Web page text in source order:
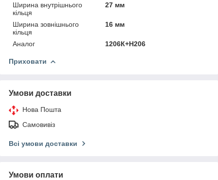
Ширина внутрішнього
кільця
27 мм
Ширина зовнішнього
кільця
16 мм
Аналог 1206К+Н206
Приховати
Умови доставки
Нова Пошта
Самовивіз
Всі умови доставки
Умови оплати